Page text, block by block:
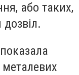
або таких,
металевих